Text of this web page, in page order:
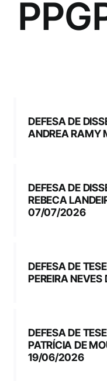
DEFESA DE
ANDREA RAMY
DEFESA DE
REBECA
07/07/2026
DEFESA DE
PEREIRA
DEFESA DE
PATRÍCIA DE
19/06/2026